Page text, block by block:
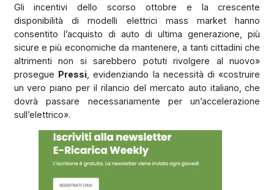
Gli incentivi dello scorso ottobre e la crescente
disponibilità di modelli elettrici mass market hanno
consentito l’acquisto di auto di ultima generazione, più
sicure e più economiche da mantenere, a tanti cittadini che
altrimenti non si sarebbero potuti rivolgere al nuovo»
prosegue Pressi, evidenziando la necessità di «costruire
un vero piano per il rilancio del mercato auto italiano, che
dovrà passare necessariamente per un’accelerazione
sull’elettrico».